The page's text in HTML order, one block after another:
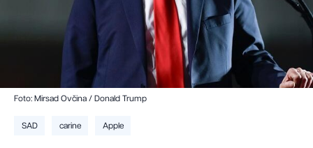
Foto: Mirsad Ovčina / Donald Trump
SAD carine Apple